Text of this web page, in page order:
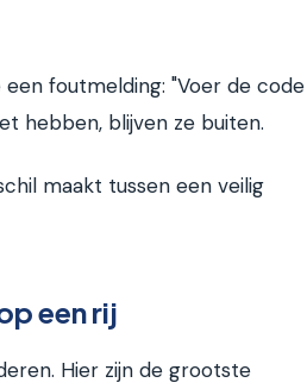
een foutmelding: "Voer de code
hebben, blijven ze buiten.
maakt tussen een veilig
een rij
Hier zijn de grootste